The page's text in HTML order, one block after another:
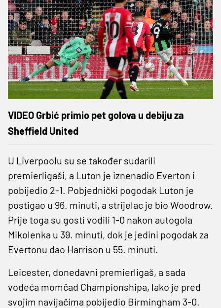
VIDEO Grbić primio pet golova u debiju za
Sheffield United
U Liverpoolu su se također sudarili
premierligaši, a Luton je iznenadio Everton i
pobijedio 2-1. Pobjednički pogodak Luton je
postigao u 96. minuti, a strijelac je bio Woodrow.
Prije toga su gosti vodili 1-0 nakon autogola
Mikolenka u 39. minuti, dok je jedini pogodak za
Evertonu dao Harrison u 55. minuti.
Leicester, donedavni premierligaš, a sada
vodeća momčad Championshipa, lako je pred
svojim navijačima pobijedio Birmingham 3-0.